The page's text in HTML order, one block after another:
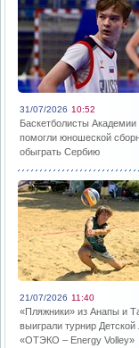
31/07/2026 10:52
Баскетболисты Академии
помогли юношеской
обыграть Сербию
21/07/2026 11:40
«Пляжники» из Анапы и
выиграли турнир Детской
«ОТЭКО – Energy Volley»